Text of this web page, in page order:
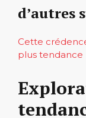
d’autres
Cette
plus tendance